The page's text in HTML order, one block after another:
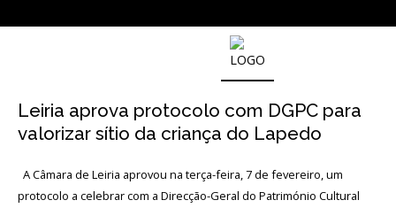
Outras
Arquivo
Leiria aprova protocolo com DGPC para
valorizar sítio da criança do Lapedo
A Câmara de Leiria aprovou na terça-feira, 7 de fevereiro, um
protocolo a celebrar com a Direcção-Geral do Património Cultural